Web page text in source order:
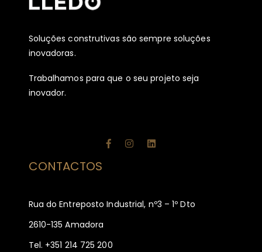
Soluções construtivas são sempre soluções
inovadoras.
Trabalhamos para que o seu projeto seja
inovador.
CONTACTOS
Rua do Entreposto Industrial, nº3 – 1º Dto
2610-135 Amadora
Tel. +351 214 725 200